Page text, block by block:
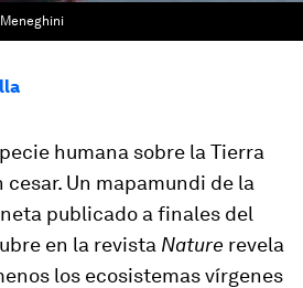
humana sobre la Tierra
Un mapamundi de la
publicado a finales del
en la revista Nature revela
los ecosistemas vírgenes